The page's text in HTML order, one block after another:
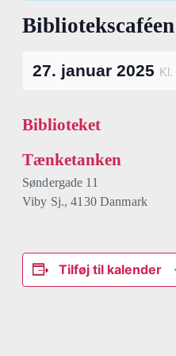
Bibliotekscaféen
27. januar 2025 Kl.
Biblioteket
Tænketanken
Søndergade 11
Viby Sj., 4130 Danmark
Tilføj til kalender